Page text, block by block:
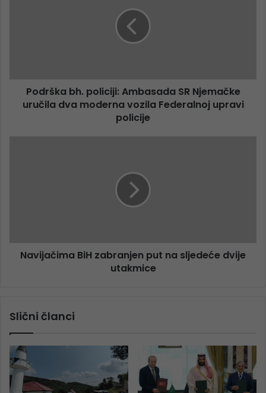
Podrška bh. policiji: Ambasada SR Njemačke
uručila dva moderna vozila Federalnoj upravi
policije
Navijačima BiH zabranjen put na sljedeće dvije
utakmice
Slični članci